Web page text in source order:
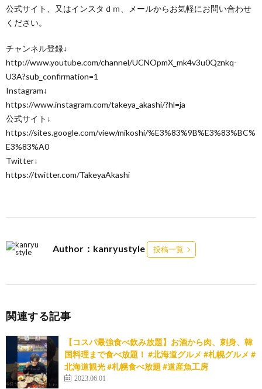
公式サイト、又はインスタｄｍ、メールからお気軽にお問い合わせ
ください。
チャンネル登録↓
http://www.youtube.com/channel/UCNOpmX_mk4v3u0Qznkq-
U3A?sub_confirmation=1
Instagram↓
https://www.instagram.com/takeya_akashi/?hl=ja
公式サイト↓
https://sites.google.com/view/mikoshi/%E3%83%9B%E3%83%BC%
E3%83%A0
Twitter↓
https://twitter.com/TakeyaAkashi
Author：kanryustyle 投稿一覧
関連する記事
【コスパ最強食べ飲み放題】お酒から肉、刺身、韓
国料理まで食べ放題！ #北海道グルメ #札幌グルメ #
北海道観光 #札幌食べ放題 #道産魚工房
2023.06.01